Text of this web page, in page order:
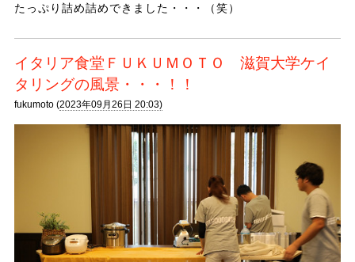
たっぷり詰め詰めできました・・・（笑）
イタリア食堂ＦＵＫＵＭＯＴＯ 滋賀大学ケイ
タリングの風景・・・！！
fukumoto (2023年09月26日 20:03)